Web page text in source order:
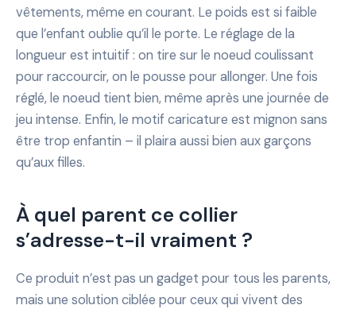
vêtements, même en courant. Le poids est si faible
que l’enfant oublie qu’il le porte. Le réglage de la
longueur est intuitif : on tire sur le noeud coulissant
pour raccourcir, on le pousse pour allonger. Une fois
réglé, le noeud tient bien, même après une journée de
jeu intense. Enfin, le motif caricature est mignon sans
être trop enfantin – il plaira aussi bien aux garçons
qu’aux filles.
À quel parent ce collier
s’adresse-t-il vraiment ?
Ce produit n’est pas un gadget pour tous les parents,
mais une solution ciblée pour ceux qui vivent des